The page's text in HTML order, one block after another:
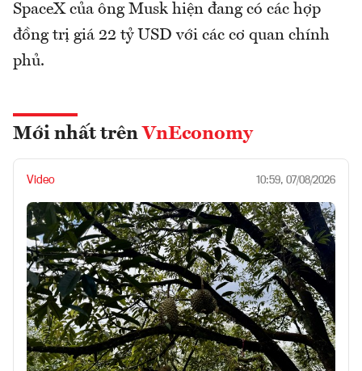
SpaceX của ông Musk hiện đang có các hợp
đồng trị giá 22 tỷ USD với các cơ quan chính
phủ.
Mới nhất trên VnEconomy
Video 10:59, 07/08/2026